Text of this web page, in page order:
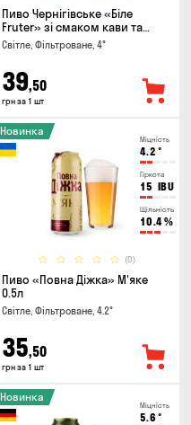
Пиво Чернігівське «Біле
Fruter» зі смаком кави та
апельсину 0.5л
Світле, Фільтроване, 4°
39,50
грн за 1 шт
Міцність
4.2 °
Гіркота
15 IBU
Щільність
10.4%
(0)
Новинка
Пиво «Повна Діжка» М'яке
0.5л
Світле, Фільтроване, 4.2°
35,50
грн за 1 шт
Міцність
5.6 °
Новинка